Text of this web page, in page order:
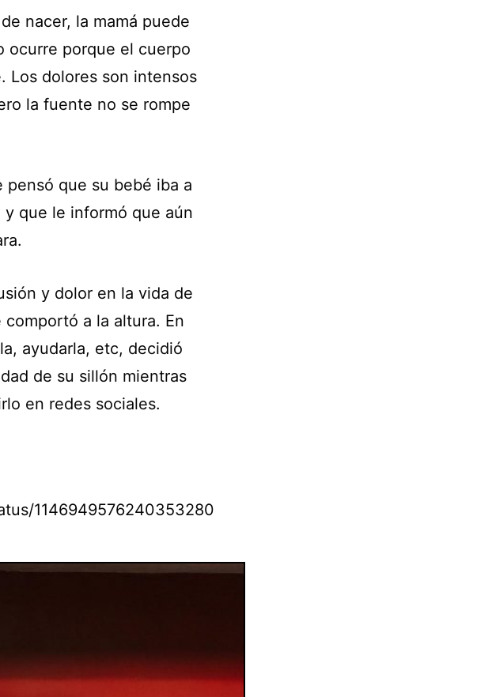
nacer, la mamá puede
ocurre porque el cuerpo
Los dolores son intensos
la fuente no se rompe
que su bebé iba a
que le informó que aún
y dolor en la vida de
a la altura. En
ayudarla, etc, decidió
de su sillón mientras
en redes sociales.
1146949576240353280